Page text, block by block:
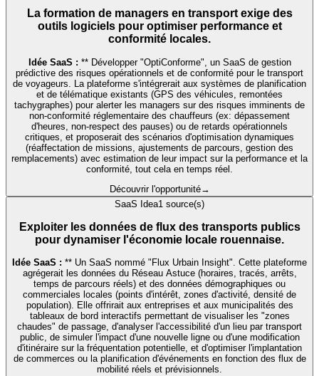
La formation de managers en transport exige des
outils logiciels pour optimiser performance et
conformité locales.
Idée SaaS : ** Développer "OptiConforme", un SaaS de gestion
prédictive des risques opérationnels et de conformité pour le transport
de voyageurs. La plateforme s'intégrerait aux systèmes de planification
et de télématique existants (GPS des véhicules, remontées
tachygraphes) pour alerter les managers sur des risques imminents de
non-conformité réglementaire des chauffeurs (ex: dépassement
d'heures, non-respect des pauses) ou de retards opérationnels
critiques, et proposerait des scénarios d'optimisation dynamiques
(réaffectation de missions, ajustements de parcours, gestion des
remplacements) avec estimation de leur impact sur la performance et la
conformité, tout cela en temps réel.
Découvrir l'opportunité→
SaaS Idea1 source(s)
Exploiter les données de flux des transports publics
pour dynamiser l'économie locale rouennaise.
Idée SaaS : ** Un SaaS nommé "Flux Urbain Insight". Cette plateforme
agrégerait les données du Réseau Astuce (horaires, tracés, arrêts,
temps de parcours réels) et des données démographiques ou
commerciales locales (points d'intérêt, zones d'activité, densité de
population). Elle offrirait aux entreprises et aux municipalités des
tableaux de bord interactifs permettant de visualiser les "zones
chaudes" de passage, d'analyser l'accessibilité d'un lieu par transport
public, de simuler l'impact d'une nouvelle ligne ou d'une modification
d'itinéraire sur la fréquentation potentielle, et d'optimiser l'implantation
de commerces ou la planification d'événements en fonction des flux de
mobilité réels et prévisionnels.